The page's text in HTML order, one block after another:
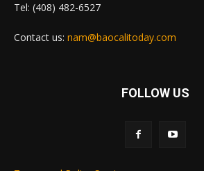
Tel: (408) 482-6527
Contact us: nam@baocalitoday.com
FOLLOW US